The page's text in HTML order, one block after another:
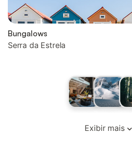
Bungalows
Serra da Estrela
Exibir mais